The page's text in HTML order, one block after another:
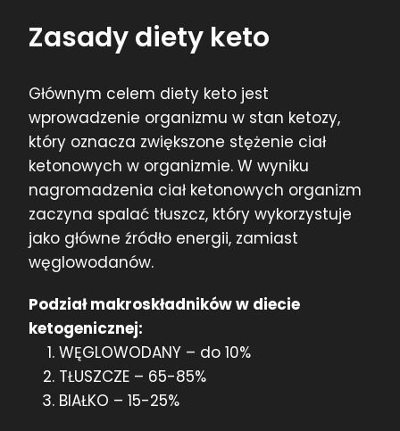
Zasady diety keto
Głównym celem diety keto jest
wprowadzenie organizmu w stan ketozy,
który oznacza zwiększone stężenie ciał
ketonowych w organizmie. W wyniku
nagromadzenia ciał ketonowych organizm
zaczyna spalać tłuszcz, który wykorzystuje
jako główne źródło energii, zamiast
węglowodanów.
Podział makroskładników w diecie
ketogenicznej:
WĘGLOWODANY – do 10%
TŁUSZCZE – 65-85%
BIAŁKO – 15-25%